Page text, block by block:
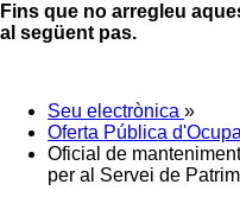
Fins que no arregleu
al següent pas.
Seu electrònica »
Oferta Pública
Oficial de
per al Servei de